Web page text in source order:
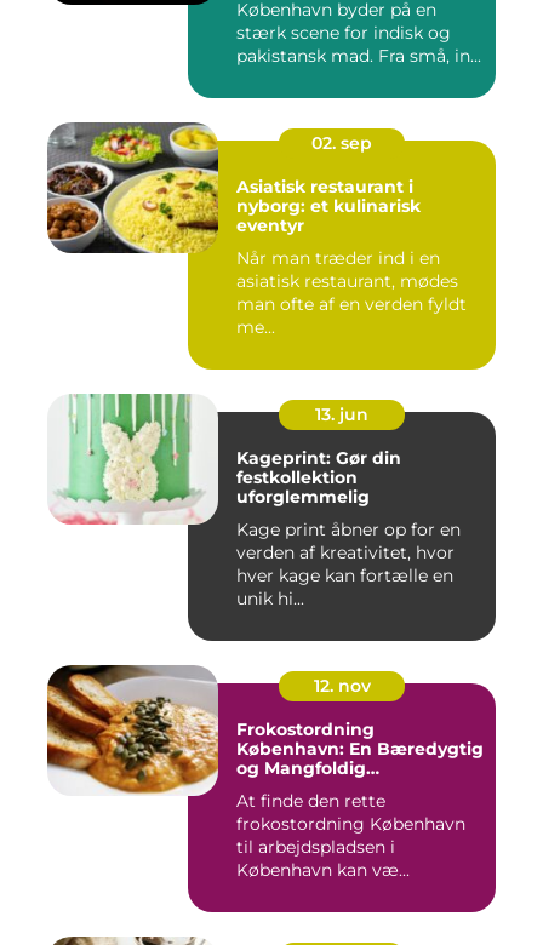
København byder på en
stærk scene for indisk og
pakistansk mad. Fra små, in...
02. sep
Asiatisk restaurant i
nyborg: et kulinarisk
eventyr
Når man træder ind i en
asiatisk restaurant, mødes
man ofte af en verden fyldt
me...
13. jun
Kageprint: Gør din
festkollektion
uforglemmelig
Kage print åbner op for en
verden af kreativitet, hvor
hver kage kan fortælle en
unik hi...
12. nov
Frokostordning
København: En Bæredygtig
og Mangfoldig
At finde den rette
frokostordning København
til arbejdspladsen i
København kan væ...